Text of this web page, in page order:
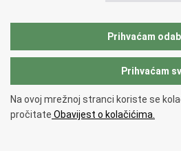
Vučetić"
Copyright © 2026 Policijska uprava
korištenja.Izjava o pristupačnosti.
Prihvaćam
Prihvaćam
Na ovoj mrežnoj stranci koriste se
pročitate Obavijest o kolačićima.